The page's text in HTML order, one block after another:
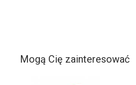
Mogą Cię zainteresować